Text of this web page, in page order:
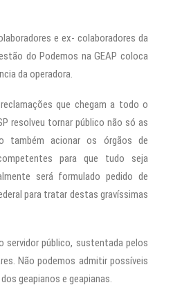
e ex- colaboradores da
do Podemos na GEAP coloca
da operadora.
que chegam a todo o
resolveu tornar público não só as
também acionar os órgãos de
para que tudo seja
será formulado pedido de
para tratar destas gravíssimas
servidor público, sustentada pelos
Não podemos admitir possíveis
geapianos e geapianas.